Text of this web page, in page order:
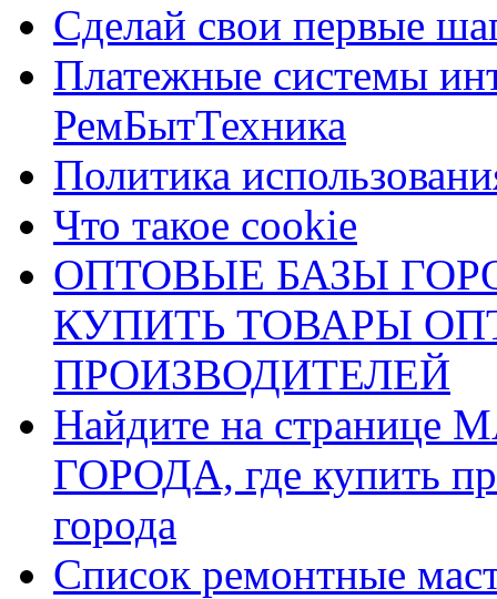
Сделай свои первые
Платежные системы
РемБытТехника
Политика
Что такое cookie
ОПТОВЫЕ БАЗЫ
КУПИТЬ ТОВАРЫ
ПРОИЗВОДИТЕЛЕЙ
Найдите на
ГОРОДА, где купить
города
Список ремонтные